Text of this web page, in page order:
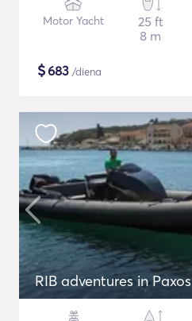
Motor Yacht
25 ft
8 m
$683 /diena
RIB adventures in Paxos